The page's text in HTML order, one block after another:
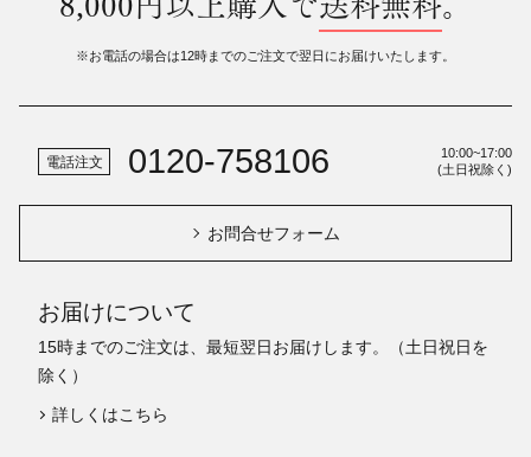
※お電話の場合は12時までのご注文で翌日にお届けいたします。
電話注文 0120-758106
10:00~17:00
(土日祝除く)
お問合せフォーム
お届けについて
15時までのご注文は、最短翌日お届けします。（土日祝日を
除く）
詳しくはこちら